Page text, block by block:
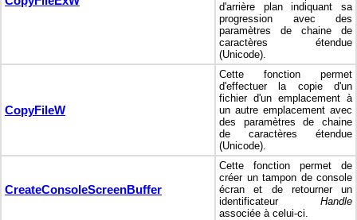
d'arrière plan indiquant sa
progression avec des
paramètres de chaine de
caractères étendue
(Unicode).
CopyFileW
Cette fonction permet
d'effectuer la copie d'un
fichier d'un emplacement à
un autre emplacement avec
des paramètres de chaine
de caractères étendue
(Unicode).
CreateConsoleScreenBuffer
Cette fonction permet de
créer un tampon de console
écran et de retourner un
identificateur Handle
associée à celui-ci.